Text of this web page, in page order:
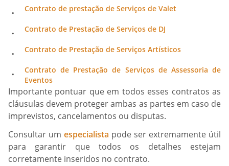
Contrato de prestação de Serviços de Valet
Contrato de Prestação de Serviços de DJ
Contrato de Prestação de Serviços Artísticos
Contrato de Prestação de Serviços de Assessoria de
Eventos
Importante pontuar que em todos esses contratos as
cláusulas devem proteger ambas as partes em caso de
imprevistos, cancelamentos ou disputas.
Consultar um especialista pode ser extremamente útil
para garantir que todos os detalhes estejam
corretamente inseridos no contrato.